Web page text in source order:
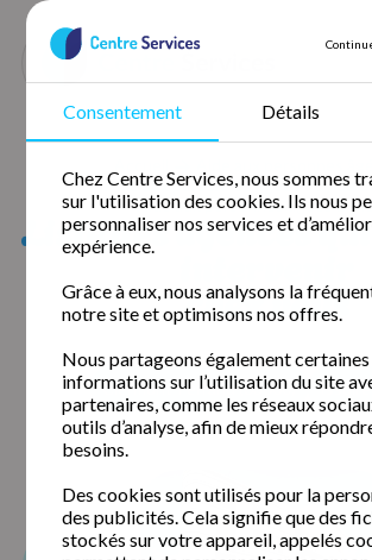
Consentement Détails
Chez Centre Services, nous sommes
sur l'utilisation des cookies. Ils nous
personnaliser nos services et
expérience.
Grâce à eux, nous analysons la
notre site et optimisons nos offres.
Nous partageons également certaines
informations sur l’utilisation du site
partenaires, comme les réseaux
outils d’analyse, afin de mieux
besoins.
Des cookies sont utilisés pour la
des publicités. Cela signifie que des
stockés sur votre appareil, appelés
Aide aux personnes âgées Puy de
Aide aux personnes âgées
Liste des agences
chez vous
Clermont-Ferrand (63000) Issoire